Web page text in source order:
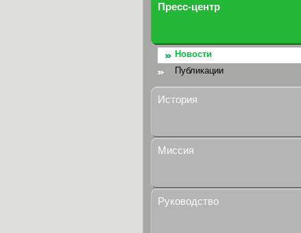
Пресс-центр
Новости
Публикации
История
Миссия
Руководство